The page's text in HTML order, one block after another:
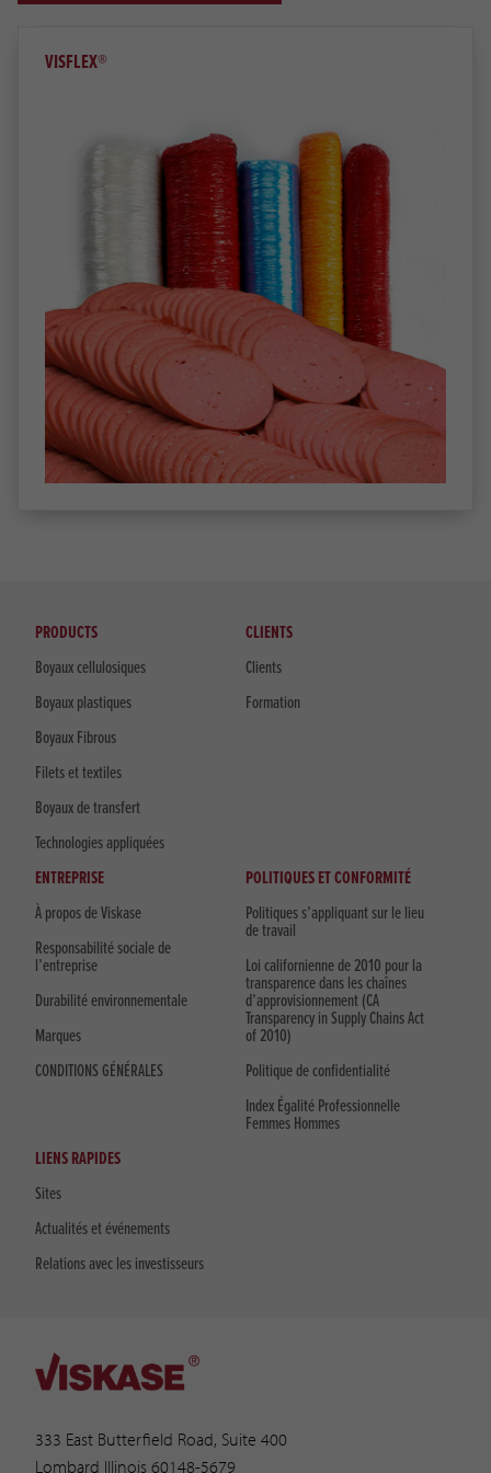
VISFLEX®
333 East Butterfield Road, Suite 400
Lombard Illinois 60148-5679
PRODUCTS
Boyaux cellulosiques
Boyaux plastiques
Boyaux Fibrous
Filets et textiles
Boyaux de transfert
Technologies appliquées
CLIENTS
Clients
Formation
ENTREPRISE
À propos de Viskase
Responsabilité sociale de
l’entreprise
Durabilité environnementale
Marques
CONDITIONS GÉNÉRALES
POLITIQUES ET CONFORMITÉ
Politiques s’appliquant sur le lieu
de travail
Loi californienne de 2010 pour la
transparence dans les chaînes
d’approvisionnement (CA
Transparency in Supply Chains Act
of 2010)
Politique de confidentialité
Index Égalité Professionnelle
Femmes Hommes
LIENS RAPIDES
Sites
Actualités et événements
Relations avec les investisseurs